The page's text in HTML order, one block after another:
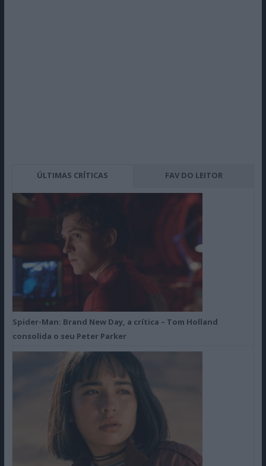
ÚLTIMAS CRÍTICAS FAV DO LEITOR
Spider-Man: Brand New Day, a crítica – Tom Holland
consolida o seu Peter Parker